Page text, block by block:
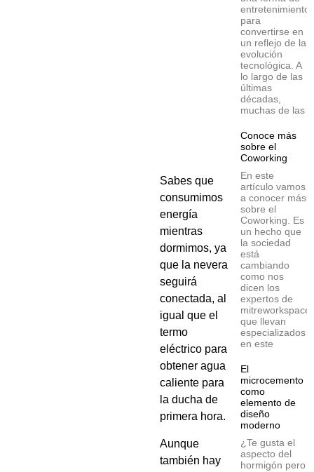
Sabes que
consumimos
energía
mientras
dormimos, ya
que la nevera
seguirá
conectada, al
igual que el
termo
eléctrico para
obtener agua
caliente para
la ducha de
primera hora.
Aunque
también hay
entretenimiento
para
convertirse en
un reflejo de la
evolución
tecnológica. A
lo largo de las
últimas
décadas,
muchas de las
Conoce más
sobre el
Coworking
En este
artículo vamos
a conocer más
sobre el
Coworking. Es
un hecho que
la sociedad
está
cambiando
como nos
dicen los
expertos de
que llevan
especializados
en este
El
microcemento
como
elemento de
diseño
moderno
¿Te gusta el
aspecto del
hormigón pero